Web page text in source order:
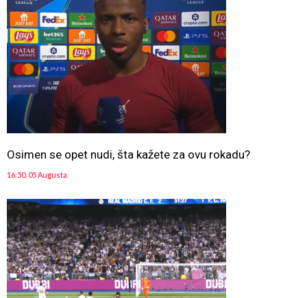
Osimen se opet nudi, šta kažete za ovu rokadu?
16:50, 05 Augusta